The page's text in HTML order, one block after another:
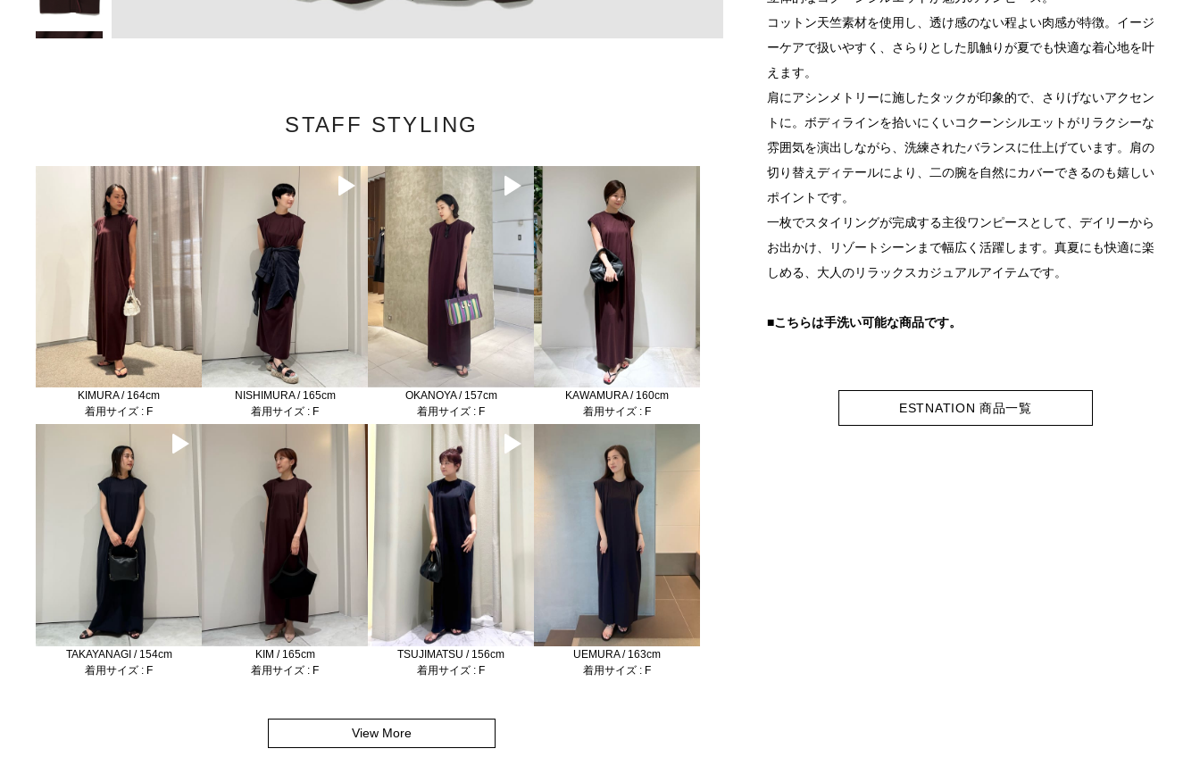
STAFF STYLING
KIMURA / 164cm
着用サイズ : F
NISHIMURA / 165cm
着用サイズ : F
OKANOYA / 157cm
着用サイズ : F
KAWAMURA / 160cm
着用サイズ : F
TAKAYANAGI / 154cm
着用サイズ : F
KIM / 165cm
着用サイズ : F
TSUJIMATSU / 156cm
着用サイズ : F
UEMURA / 163cm
着用サイズ : F
View More
コットン天竺素材を使用し、透け感のない程よい肉感が特徴。イージ
ーケアで扱いやすく、さらりとした肌触りが夏でも快適な着心地を叶
えます。
肩にアシンメトリーに施したタックが印象的で、さりげないアクセン
トに。ボディラインを拾いにくいコクーンシルエットがリラクシーな
雰囲気を演出しながら、洗練されたバランスに仕上げています。肩の
切り替えディテールにより、二の腕を自然にカバーできるのも嬉しい
ポイントです。
一枚でスタイリングが完成する主役ワンピースとして、デイリーから
お出かけ、リゾートシーンまで幅広く活躍します。真夏にも快適に楽
しめる、大人のリラックスカジュアルアイテムです。
■こちらは手洗い可能な商品です。
ESTNATION 商品一覧